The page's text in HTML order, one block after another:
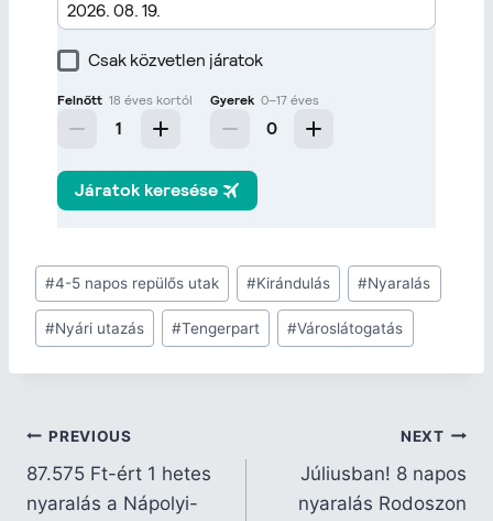
#4-5 napos repülős utak #Kirándulás #Nyaralás
#Nyári utazás #Tengerpart #Városlátogatás
PREVIOUS
87.575 Ft-ért 1 hetes
nyaralás a Nápolyi-
NEXT
Júliusban! 8 napos
nyaralás Rodoszon